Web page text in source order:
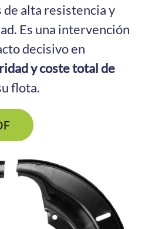
alta resistencia y
Es una intervención
decisivo en
y coste total de
flota.